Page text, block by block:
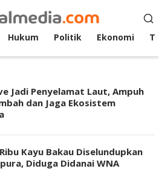
Hukum Politik Ekonomi
Jadi Penyelamat Laut, Ampuh
dan Jaga Ekosistem
Kayu Bakau Diselundupkan
Diduga Didanai WNA